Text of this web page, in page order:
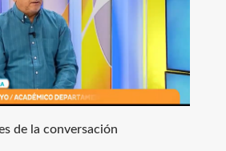
de la conversación